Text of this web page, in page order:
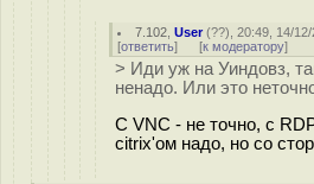
7.102 ,User(??), 20:49, 14/
[ответить] [к модератору]
> Иди уж на Уиндовз,
ненадо. Или это
С VNC - не точно, с
citrix'ом надо, но со